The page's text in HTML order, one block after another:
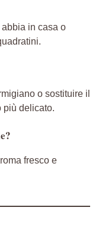
in casa o
o sostituire il
più delicato.
fresco e